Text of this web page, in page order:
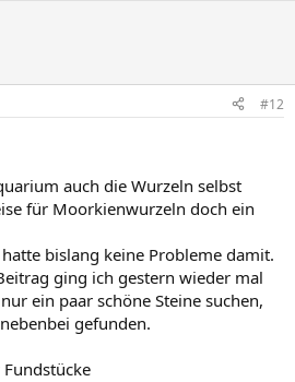
#12
auch die Wurzeln selbst
für Moorkienwurzeln doch ein
bislang keine Probleme damit.
ging ich gestern wieder mal
ein paar schöne Steine suchen,
gefunden.